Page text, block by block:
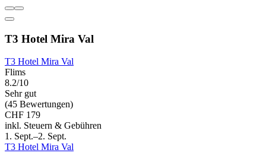
T3 Hotel Mira Val
T3 Hotel Mira Val
Flims
8.2/10
Sehr gut
(45 Bewertungen)
CHF 179
inkl. Steuern & Gebühren
1. Sept.–2. Sept.
T3 Hotel Mira Val